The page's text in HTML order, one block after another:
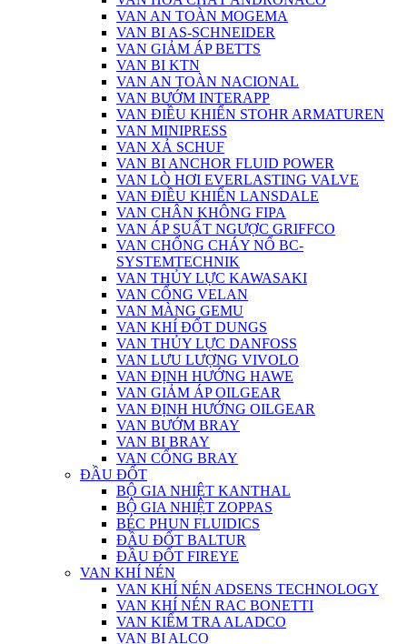
VAN AN TOÀN MOGEMA
VAN BI AS-SCHNEIDER
VAN GIẢM ÁP BETTS
VAN BI KTN
VAN AN TOÀN NACIONAL
VAN BƯỚM INTERAPP
VAN ĐIỀU KHIỂN STOHR ARMATUREN
VAN MINIPRESS
VAN XẢ SCHUF
VAN BI ANCHOR FLUID POWER
VAN LÒ HƠI EVERLASTING VALVE
VAN ĐIỀU KHIỂN LANSDALE
VAN CHÂN KHÔNG FIPA
VAN ÁP SUẤT NGƯỢC GRIFFCO
VAN CHỐNG CHÁY NỔ BC-
SYSTEMTECHNIK
VAN THỦY LỰC KAWASAKI
VAN CỔNG VELAN
VAN MÀNG GEMU
VAN KHÍ ĐỐT DUNGS
VAN THỦY LỰC DANFOSS
VAN LƯU LƯỢNG VIVOLO
VAN ĐỊNH HƯỚNG HAWE
VAN GIẢM ÁP OILGEAR
VAN ĐỊNH HƯỚNG OILGEAR
VAN BƯỚM BRAY
VAN BI BRAY
VAN CỔNG BRAY
ĐẦU ĐỐT
BỘ GIA NHIỆT KANTHAL
BỘ GIA NHIỆT ZOPPAS
BÉC PHUN FLUIDICS
ĐẦU ĐỐT BALTUR
ĐẦU ĐỐT FIREYE
VAN KHÍ NÉN
VAN KHÍ NÉN ADSENS TECHNOLOGY
VAN KHÍ NÉN RAC BONETTI
VAN KIỂM TRA ALADCO
VAN BI ALCO